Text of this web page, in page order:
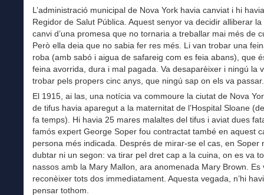
L’administració municipal de Nova York havia canviat i hi
Regidor de Salut Pública. Aquest senyor va decidir alliberar
canvi d’una promesa que no tornaria a treballar mai més de
Però ella deia que no sabia fer res més. Li van trobar una
roba (amb sabó i aigua de safareig com es feia abans), que
feina avorrida, dura i mal pagada. Va desaparèixer i ningú la
trobar pels propers cinc anys, que ningú sap on els va passar.
El 1915, ai las, una notícia va commoure la ciutat de Nova
de tifus havia aparegut a la maternitat de l’Hospital Sloane
fa temps). Hi havia 25 mares malaltes del tifus i aviat dues
famós expert George Soper fou contractat també en aquest
persona més indicada. Després de mirar-se el cas, en Soper
dubtar ni un segon: va tirar pel dret cap a la cuina, on es va
nassos amb la Mary Mallon, ara anomenada Mary Brown. Es
reconèixer tots dos immediatament. Aquesta vegada, n’hi
pensar tothom.